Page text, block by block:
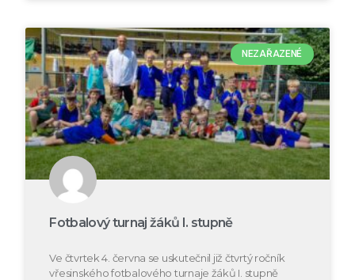
NEZAŘAZENÉ
Fotbalový turnaj žáků I. stupně
Ve čtvrtek 4. června se uskutečnil již čtvrtý ročník
vřesinského fotbalového turnaje žáků I. stupně